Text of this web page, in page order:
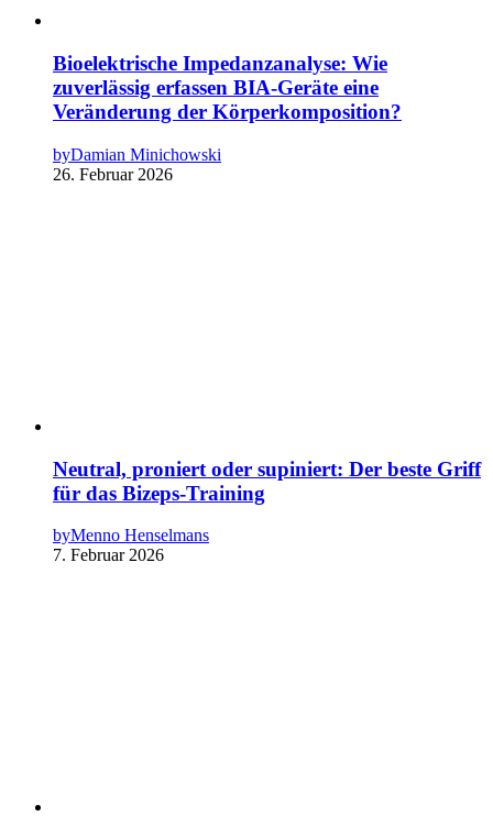
Bioelektrische Impedanzanalyse: Wie
zuverlässig erfassen BIA-Geräte eine
Veränderung der Körperkomposition?
byDamian Minichowski
26. Februar 2026
Neutral, proniert oder supiniert: Der beste Griff
für das Bizeps-Training
byMenno Henselmans
7. Februar 2026